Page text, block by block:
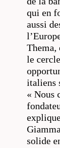
qui en
aussi
Thema,
le
italiens
« Nous
solide